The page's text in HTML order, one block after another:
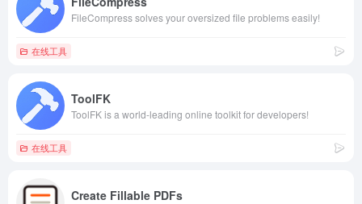
FileCompress solves your oversized file problems easily!
在线工具
ToolFK
ToolFK is a world-leading online toolkit for developers!
在线工具
Create Fillable PDFs